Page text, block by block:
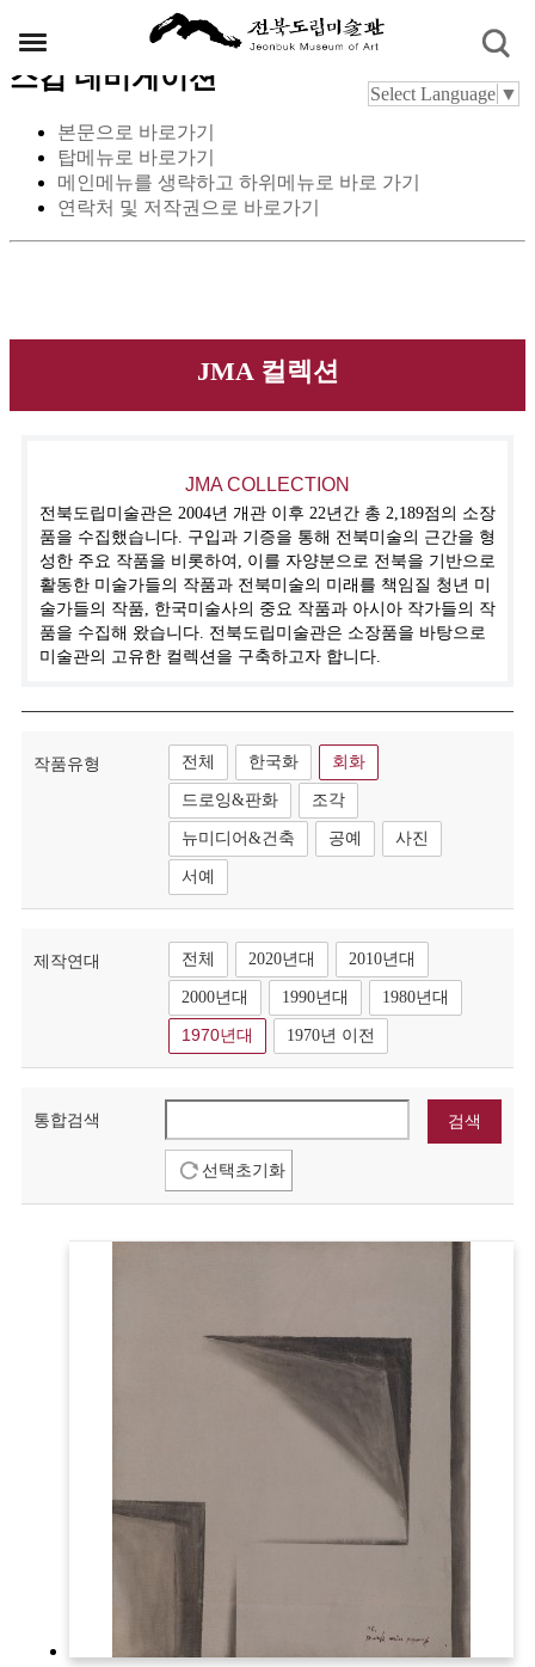
스킵 네비게이션
본문으로 바로가기
탑메뉴로 바로가기
메인메뉴를 생략하고 하위메뉴로 바로 가기
연락처 및 저작권으로 바로가기
Select Language ▼
JMA 컬렉션
JMA COLLECTION
전북도립미술관은 2004년 개관 이후 22년간 총 2,189점의 소장
품을 수집했습니다. 구입과 기증을 통해 전북미술의 근간을 형
성한 주요 작품을 비롯하여, 이를 자양분으로 전북을 기반으로
활동한 미술가들의 작품과 전북미술의 미래를 책임질 청년 미
술가들의 작품, 한국미술사의 중요 작품과 아시아 작가들의 작
품을 수집해 왔습니다. 전북도립미술관은 소장품을 바탕으로
미술관의 고유한 컬렉션을 구축하고자 합니다.
작품유형 전체 한국화 회화
드로잉&판화 조각
뉴미디어&건축 공예 사진
서예
제작연대 전체 2020년대 2010년대
2000년대 1990년대 1980년대
1970년대 1970년 이전
통합검색
선택초기화